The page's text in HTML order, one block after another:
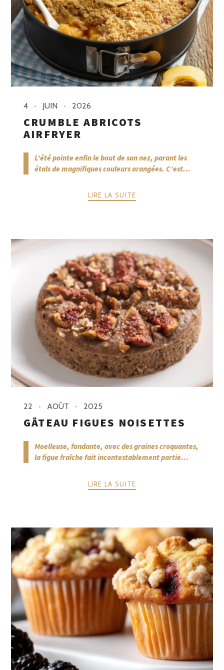
4 JUIN 2026
CRUMBLE ABRICOTS
AIRFRYER
L’été pointe enfin le bout de son nez, parant les
étals de magnifiques couleurs orangées. C’est...
LIRE LA SUITE
22 AOÛT 2025
GÂTEAU FIGUES NOISETTES
Moelleuse, fondante, avec des graines croquantes,
la figue fraîche fait incontestablement partie...
LIRE LA SUITE